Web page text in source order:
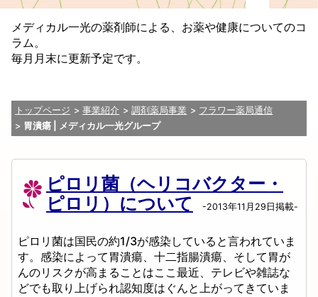
メディカル一光の薬剤師による、お薬や健康についてのコ
ラム。
毎月月末に更新予定です。
トップページ 事業紹介 調剤薬局事業
フラワー薬局通信
胃潰瘍 | メディカル一光グループ
ピロリ菌（ヘリコバクター・
ピロリ）について
-2013年11月29日掲載-
ピロリ菌は国民の約1/3が感染していると言われていま
す。感染によって胃潰瘍、十二指腸潰瘍、そして胃が
んのリスクが高まることはここ最近、テレビや雑誌な
どでも取り上げられ認知度はぐんと上がってきていま